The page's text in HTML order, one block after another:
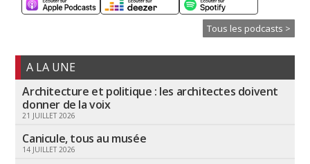
Tous les podcasts >
A LA UNE
Architecture et politique : les architectes doivent
donner de la voix
21 JUILLET 2026
Canicule, tous au musée
14 JUILLET 2026